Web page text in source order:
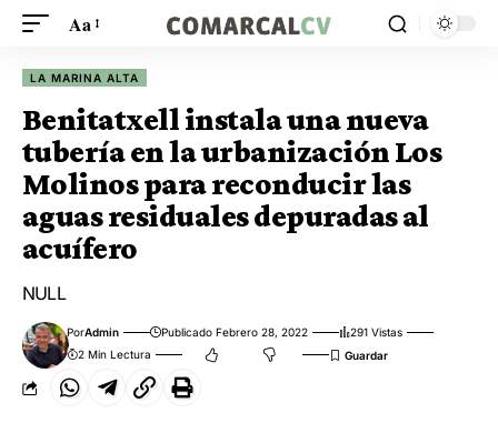
Aa
LA MARINA ALTA
Benitatxell instala una nueva
tubería en la urbanización Los
Molinos para reconducir las
aguas residuales depuradas al
acuífero
NULL
PorAdmin Publicado Febrero 28, 2022
291 Vistas
2 Min Lectura